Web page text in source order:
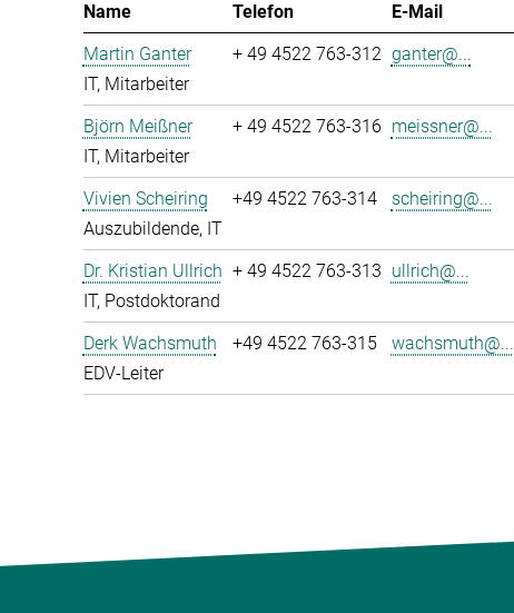
Name Telefon E-Mail
Martin Ganter
IT, Mitarbeiter
+ 49 4522 763-312 ganter@...
Björn Meißner
IT, Mitarbeiter
+ 49 4522 763-316 meissner@...
Vivien Scheiring
Auszubildende, IT
+49 4522 763-314 scheiring@...
Dr. Kristian Ullrich
IT, Postdoktorand
+ 49 4522 763-313 ullrich@...
Derk Wachsmuth
EDV-Leiter
+49 4522 763-315 wachsmuth@...